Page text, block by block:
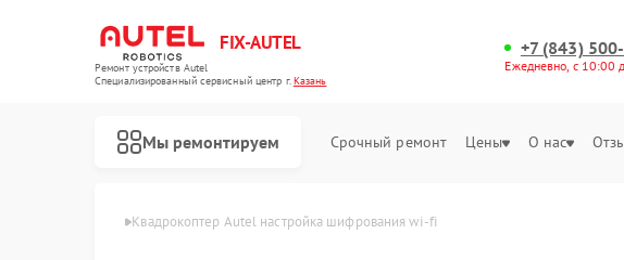
FIX-AUTEL
Ремонт устройств Autel
Специализированный cервисный центр г.Казань
+7 (843)
Ежедневно, с 10:00
Мы ремонтируем Срочный ремонт Цены О нас
Autel в Казани Квадрокоптер Autel настройка шифрования wi-fi